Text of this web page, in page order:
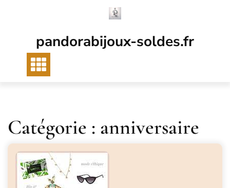
pandorabijoux-soldes.fr
Catégorie : anniversaire